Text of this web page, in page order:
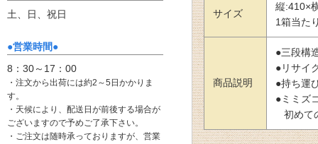
サイズ
縦:410×
1箱当た
商品説明
●三段構
●リサイ
●持ち運
●ミミズ
初めて
土、日、祝日
●営業時間●
8：30～17：00
・注文から出荷には約2～5日かかりま
す。
・天候により、配送日が前後する場合が
ございますので予めご了承下さい。
・ご注文は随時承っておりますが、営業